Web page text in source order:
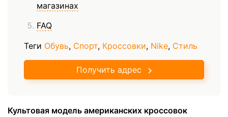
магазинах
FAQ
Теги Обувь, Спорт, Кроссовки, Nike, Стиль
Получить адрес
Культовая модель американских кроссовок